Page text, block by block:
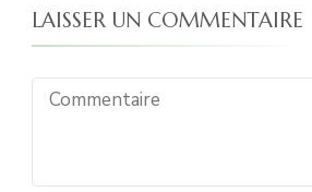
LAISSER UN COMMENTAIRE